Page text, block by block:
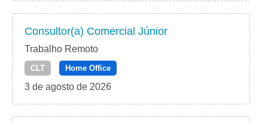
Consultor(a) Comercial Júnior
Trabalho Remoto
CLT Home Office
3 de agosto de 2026